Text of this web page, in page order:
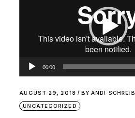
00:00
AUGUST 29, 2018 BY ANDI SCHREIB
UNCATEGORIZED